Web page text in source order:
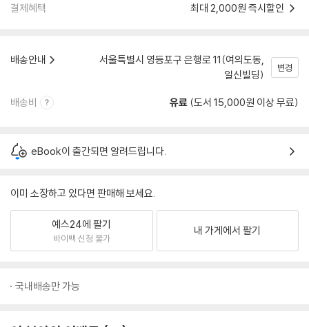
결제혜택 최대 2,000원 즉시할인
배송안내
서울특별시 영등포구 은행로 11(여의도동,
일신빌딩)
변경
배송비 유료 (도서 15,000원 이상 무료)
eBook이 출간되면 알려드립니다.
이미 소장하고 있다면 판매해 보세요.
예스24에 팔기
바이백 신청 불가
내 가게에서 팔기
국내배송만 가능